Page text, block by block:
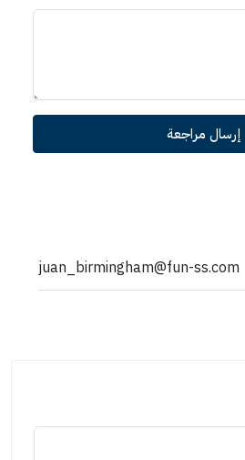
إرسال مراجعة
juan_birmingham@fun-ss.com